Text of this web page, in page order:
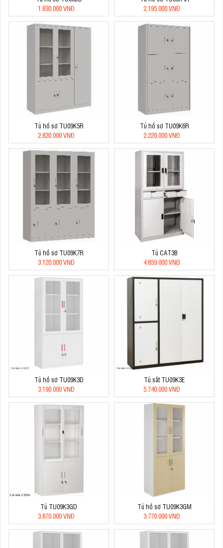
1.830.000 VNĐ
2.195.000 VNĐ
Tủ hồ sơ TU09K5R
2.820.000 VNĐ
Tủ hồ sơ TU09K6R
2.220.000 VNĐ
Tủ hồ sơ TU09K7R
3.120.000 VNĐ
Tủ CAT3B
4.859.000 VNĐ
Tủ hồ sơ TU09K3D
3.190.000 VNĐ
Tủ sắt TU09K3E
5.740.000 VNĐ
Tủ TU09K3GD
3.870.000 VNĐ
Tủ hồ sơ TU09K3GM
3.770.000 VNĐ